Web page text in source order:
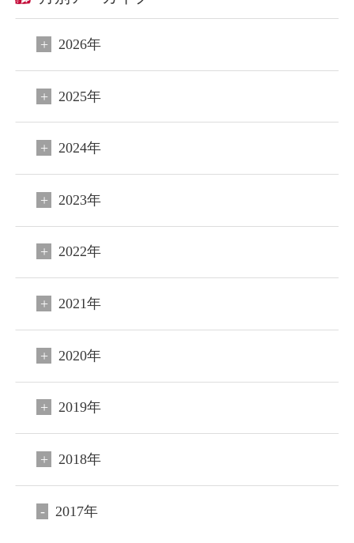
2026年
2025年
2024年
2023年
2022年
2021年
2020年
2019年
2018年
2017年